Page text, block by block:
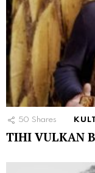
50 Shares
TIHI VULKAN